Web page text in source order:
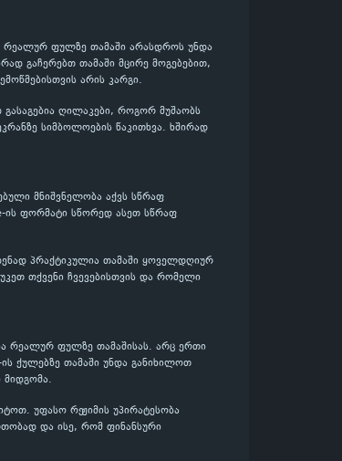
რეალურ ფულზე თამაში არასდროს უნდა
გაჩერებთ თამაში მცირე მოგებებით,
არის კარგი.
ღილაკები, როგორ მუშაობს
სიმბოლოების წაკითხვა. ხშირად
მნიშვნელობა აქვს სწრაფ
ის ფორმატი სწორედ ასეთ სწრაფ
პრაქტიკულია თამაში ყოველდღიურ
თქვენი ჩვევებისთვის და რომელი
რეალურ ფულზე თამაშისას. არც ერთი
ქულებზე თამაში უნდა განიხილოთ
უფასო რეჟიმის უპირატესობა
და ისე, რომ ფინანსური